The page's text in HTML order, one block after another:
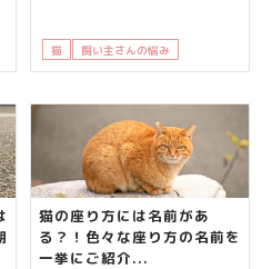
猫 飼い主さんの悩み
猫の座り方には名前があ
る？！色々な座り方の名前を
一挙にご紹介...